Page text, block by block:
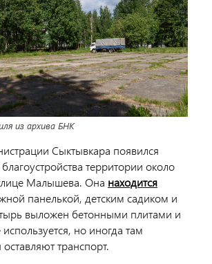
из архива БНК
Сыктывкара появился
территории около
Малышева. Она находится
панелькой, детским садиком и
выложен бетонными плитами и
но иногда там
транспорт.